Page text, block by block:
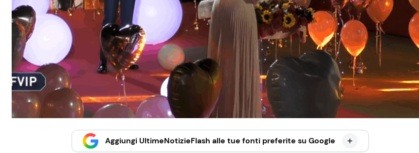
Aggiungi UltimeNotizieFlash alle tue fonti preferite su Google